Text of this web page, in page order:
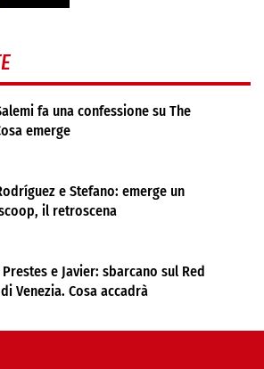
fa una confessione su The
emerge
e Stefano: emerge un
il retroscena
e Javier: sbarcano sul Red
Venezia. Cosa accadrà